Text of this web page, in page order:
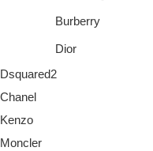
Burberry
Dior
Dsquared2
Chanel
Kenzo
Moncler